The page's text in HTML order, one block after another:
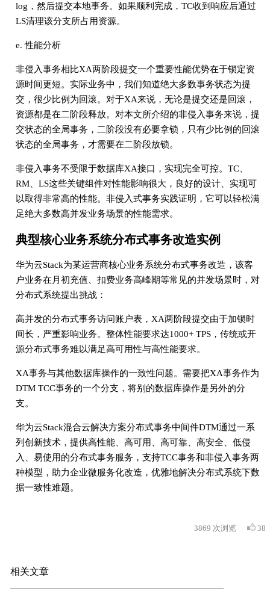
log，然后提交本地事务。如果顺利完成，TC收到响应后通过
LS清理该分支所占用资源。
e. 性能分析
非侵入事务相比XA两阶段提交一个重要性能优势在于锁定资
源时间更短。实际业务中，我们知道绝大多数事务状态为提
交，很少比例为回滚。对于XA来说，无论是提交还是回滚，
资源都是在二阶段释放。对本文所介绍的非侵入事务来说，提
交状态的全局事务，二阶段没有必要拿锁，只有少比例的回滚
状态的全局事务，才需要在二阶段放锁。
非侵入事务不受限于数据库XA接口，实现完全可控。TC、
RM、LS这些关键组件对性能影响很大，良好的设计、实现可
以取得非常高的性能。非侵入式事务实践证明，它可以轻松满
足绝大多数高并发业务场景的性能需求。
典型核心业务系统分布式事务改造实例
华为云Stack为某运营商核心业务系统分布式事务改造，该客
户业务在月初充值、扣费业务高峰期等常见的并发场景时，对
分布式系统提出挑战：
高并发的分布式事务访问账户表，XA两阶段提交由于加锁时
间长，严重影响业务。整体性能要求达1000+ TPS，传统或开
源分布式事务难以满足高可用性与高性能要求。
XA事务与其他数据库操作的一致性问题。需要把XA事务作为
DTM TCC事务的一个分支，将别的数据库操作是另外的分
支。
华为云Stack混合云解决方案分布式事务中间件DTM通过一系
列创新技术，提供高性能、高可用、高可靠、高安全、低侵
入、易使用的分布式事务服务，支持TCC事务和非侵入事务两
种模型，助力企业微服务化改造，优雅地解决分布式系统下数
据一致性难题。
3869 次浏览 38
相关文章